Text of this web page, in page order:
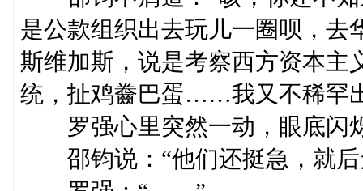
是公款组织出去玩儿一圈呗，去
斯维加斯，说是考察西方资本主
统，扯鸡齤巴蛋……我又不稀罕
罗强心里突然一动，眼底闪
邵钧说：“他们还挺急，就后